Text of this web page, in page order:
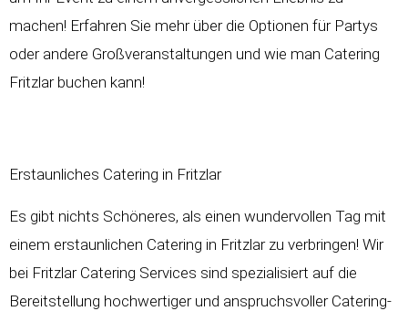
machen! Erfahren Sie mehr über die Optionen für Partys
oder andere Großveranstaltungen und wie man Catering
Fritzlar buchen kann!
Erstaunliches Catering in Fritzlar
Es gibt nichts Schöneres, als einen wundervollen Tag mit
einem erstaunlichen Catering in Fritzlar zu verbringen! Wir
bei Fritzlar Catering Services sind spezialisiert auf die
Bereitstellung hochwertiger und anspruchsvoller Catering-